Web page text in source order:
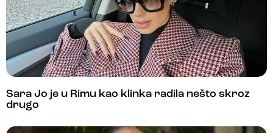
Sara Jo je u Rimu kao klinka radila nešto skroz
drugo